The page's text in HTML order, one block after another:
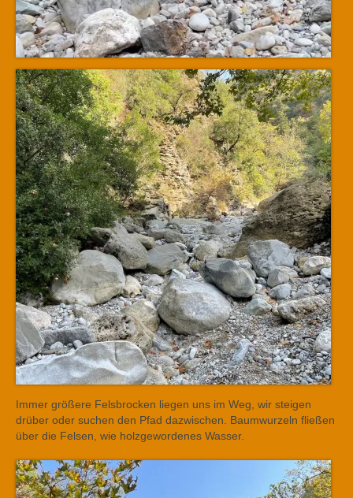
Immer größere Felsbrocken liegen uns im Weg, wir steigen
drüber oder suchen den Pfad dazwischen. Baumwurzeln fließen
über die Felsen, wie holzgewordenes Wasser.